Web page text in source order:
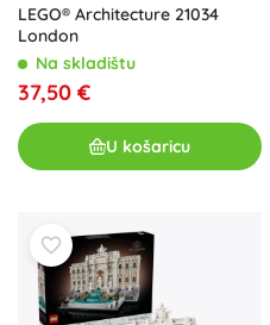
LEGO® Architecture 21034
London
Na skladištu
37,50 €
U košaricu